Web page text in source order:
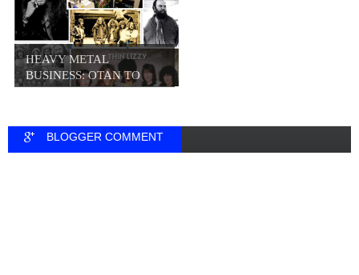
HEAVY METAL
BUSINESS: ΟΤΑΝ ΤΟ
META...
BLOGGER COMMENT